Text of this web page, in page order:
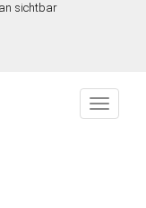
sichtbar
Menu